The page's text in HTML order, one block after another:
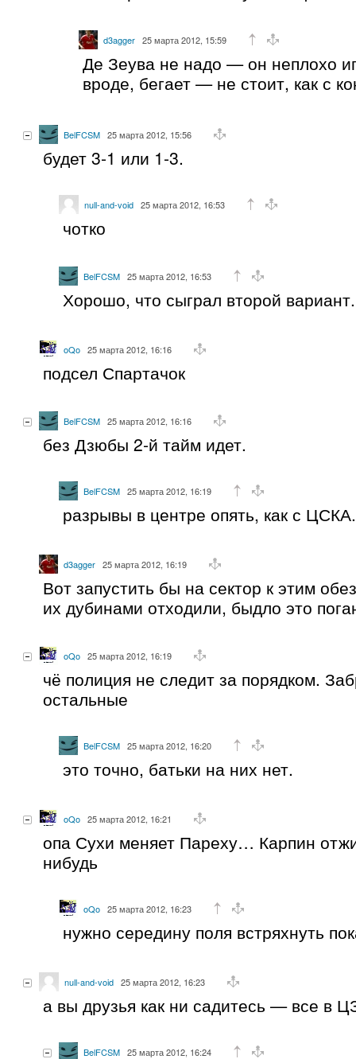
d3agger 25 марта 2012, 15:59
Де Зеува не надо — он неплохо
вроде, бегает — не стоит, как с
BelFCSM 25 марта 2012, 15:56
будет 3-1 или 1-3.
null-and-void 25 марта 2012, 16:53
чотко
BelFCSM 25 марта 2012, 16:53
Хорошо, что сыграл второй вариант.
oQo 25 марта 2012, 16:16
подсел Спартачок
BelFCSM 25 марта 2012, 16:16
без Дзюбы 2-й тайм идет.
BelFCSM 25 марта 2012, 16:19
разрывы в центре опять, как с ЦСКА.
d3agger 25 марта 2012, 16:19
Вот запустить бы на сектор к этим
их дубинами отходили, быдло это
oQo 25 марта 2012, 16:19
чё полиция не следит за порядком.
остальные
BelFCSM 25 марта 2012, 16:20
это точно, батьки на них нет.
oQo 25 марта 2012, 16:21
опа Сухи меняет Пареху… Карпин
нибудь
oQo 25 марта 2012, 16:23
нужно середину поля встряхнуть
null-and-void 25 марта 2012, 16:23
а вы друзья как ни садитесь — все в
BelFCSM 25 марта 2012, 16:24